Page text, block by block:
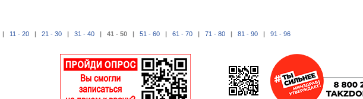
| 11 - 20 | 21 - 30 | 31 - 40 | 41 - 50 | 51 - 60 | 61 - 70 | 71 - 80 | 81 - 90 | 91 - 96